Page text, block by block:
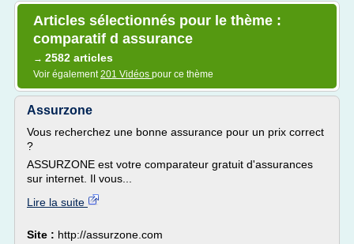
Articles sélectionnés pour le thème :
comparatif d assurance
→ 2582 articles
Voir également201 Vidéos pour ce thème
Assurzone
Vous recherchez une bonne assurance pour un prix correct
?
ASSURZONE est votre comparateur gratuit d'assurances
sur internet. Il vous...
Lire la suite
Site : http://assurzone.com